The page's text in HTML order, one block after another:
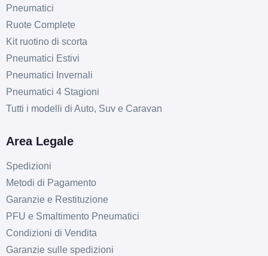
Pneumatici
Ruote Complete
Kit ruotino di scorta
Pneumatici Estivi
Pneumatici Invernali
Pneumatici 4 Stagioni
Tutti i modelli di Auto, Suv e Caravan
Area Legale
Spedizioni
Metodi di Pagamento
Garanzie e Restituzione
PFU e Smaltimento Pneumatici
Condizioni di Vendita
Garanzie sulle spedizioni